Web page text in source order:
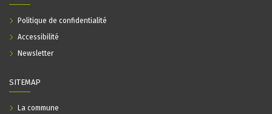
SITEMAP
La commune
Politique de confidentialité
Accessibilité
Newsletter